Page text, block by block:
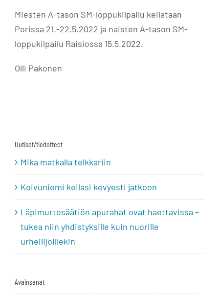
Miesten A-tason SM-loppukilpailu keilataan
Porissa 21.-22.5.2022 ja naisten A-tason SM-
loppukilpailu Raisiossa 15.5.2022.
Olli Pakonen
Uutiset/tiedotteet
Mika matkalla telkkariin
Koivuniemi keilasi kevyesti jatkoon
Läpimurtosäätiön apurahat ovat haettavissa –
tukea niin yhdistyksille kuin nuorille
urheilijoillekin
Avainsanat